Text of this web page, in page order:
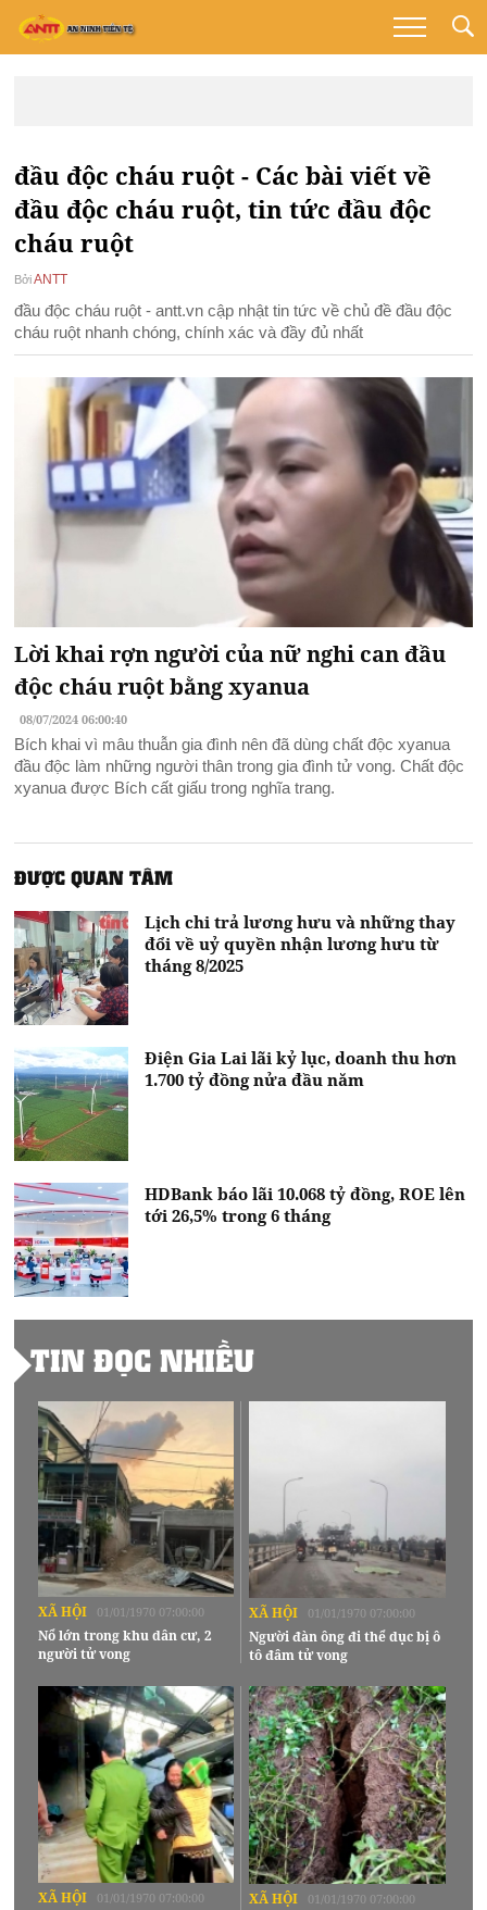
đầu độc cháu ruột - Các bài viết về
đầu độc cháu ruột, tin tức đầu độc
cháu ruột
Bởi ANTT
đầu độc cháu ruột - antt.vn cập nhật tin tức về chủ đề đầu độc
cháu ruột nhanh chóng, chính xác và đầy đủ nhất
Lời khai rợn người của nữ nghi can đầu
độc cháu ruột bằng xyanua
08/07/2024 06:00:40
Bích khai vì mâu thuẫn gia đình nên đã dùng chất độc xyanua
đầu độc làm những người thân trong gia đình tử vong. Chất độc
xyanua được Bích cất giấu trong nghĩa trang.
ĐƯỢC QUAN TÂM
Lịch chi trả lương hưu và những thay
đổi về uỷ quyền nhận lương hưu từ
tháng 8/2025
Điện Gia Lai lãi kỷ lục, doanh thu hơn
1.700 tỷ đồng nửa đầu năm
HDBank báo lãi 10.068 tỷ đồng, ROE lên
tới 26,5% trong 6 tháng
TIN ĐỌC NHIỀU
XÃ HỘI 01/01/1970 07:00:00
Nổ lớn trong khu dân cư, 2
người tử vong
XÃ HỘI 01/01/1970 07:00:00
Người đàn ông đi thể dục bị ô
tô đâm tử vong
XÃ HỘI 01/01/1970 07:00:00 XÃ HỘI 01/01/1970 07:00:00